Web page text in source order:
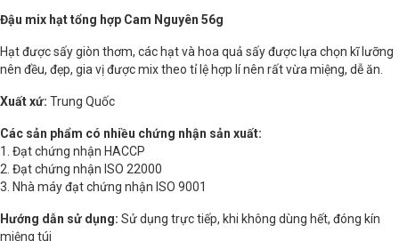
Đậu mix hạt tổng hợp Cam Nguyên 56g
Hạt được sấy giòn thơm, các hạt và hoa quả sấy được lựa chọn kĩ lưỡng
nên đều, đẹp, gia vị được mix theo tỉ lệ hợp lí nên rất vừa miệng, dễ ăn.
Xuất xứ: Trung Quốc
Các sản phẩm có nhiều chứng nhận sản xuất:
1. Đạt chứng nhận HACCP
2. Đạt chứng nhận ISO 22000
3. Nhà máy đạt chứng nhận ISO 9001
Hướng dẫn sử dụng: Sử dụng trực tiếp, khi không dùng hết, đóng kín
miệng túi